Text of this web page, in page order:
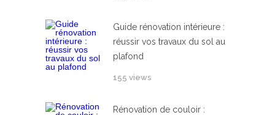
Guide rénovation intérieure :
réussir vos travaux du sol au
plafond
155 views
Rénovation de couloir :